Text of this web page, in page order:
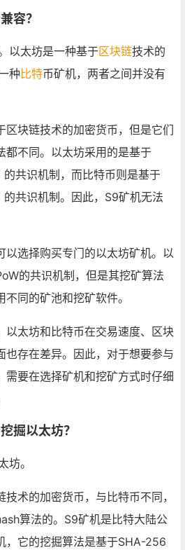
容？
以太坊是一种基于区块链技术的
种 比特币矿机，两者之间并没有
区块链技术的加密货币，但是它们
都不同。以太坊采用的是基于
共识机制，而比特币则是基于
共识机制。因此，S9矿机无法
以选择购买专门的以太坊矿机。以
的共识机制，但是其挖矿算法
同的矿池和挖矿软件。
以太坊和比特币在交易速度、区块
也存在差异。因此，对于想要参与
需要在选择矿机和挖矿方式时仔细
掘以太坊？
坊。
术的加密货币，与比特币不同，
算法的。S9矿机是比特大陆公
，它的挖掘算法是基于SHA-256